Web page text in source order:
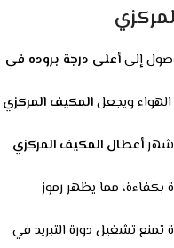
إلىأعلى درجة بروده في
ويجعلالمكيف المركزي
أعطال المكيف المركزي
بكفاءة، مما يظهر رموز
تمنع تشغيل دورة التبريد في